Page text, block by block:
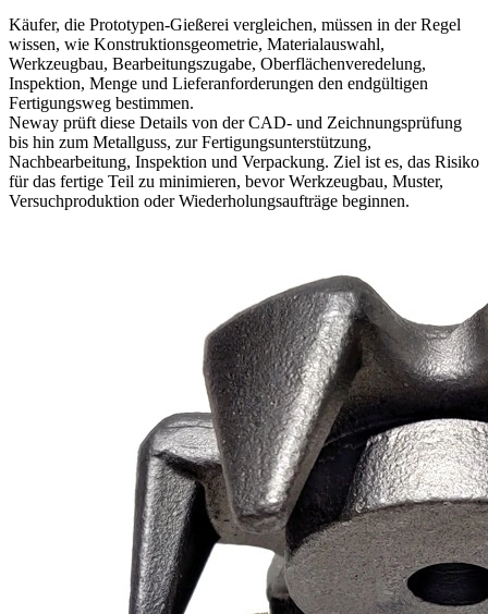
Käufer, die Prototypen-Gießerei vergleichen, müssen in der Regel
wissen, wie Konstruktionsgeometrie, Materialauswahl,
Werkzeugbau, Bearbeitungszugabe, Oberflächenveredelung,
Inspektion, Menge und Lieferanforderungen den endgültigen
Fertigungsweg bestimmen.
Neway prüft diese Details von der CAD- und Zeichnungsprüfung
bis hin zum Metallguss, zurFertigungsunterstützung,
Nachbearbeitung, Inspektion und Verpackung. Ziel ist es, das Risiko
für das fertige Teil zu minimieren, bevor Werkzeugbau, Muster,
Versuchproduktion oder Wiederholungsaufträge beginnen.